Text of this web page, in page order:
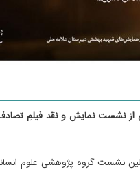
از نشست نمایش و نقد فیلمِ
ماه اولین نشست گروه پژوهشی علوم